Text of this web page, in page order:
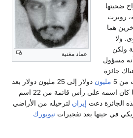
عماد مغنية
ضحيتها
روبرت
هما
ولا
ولكن
أنه مسؤول
جائزة
من 5
مليون دولار إلى 25 مليون دولار بعد
، عندما كان اسمه على رأس قائمة من 22 اسم
الجائزة دعت إيران لترحيله من الأراضي
في حينها بعد تفجيرات نيويورك